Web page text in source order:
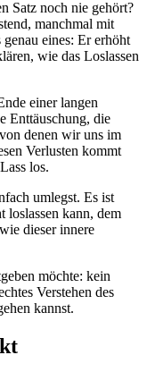
Satz noch nie gehört?
manchmal mit
eines: Er erhöht
wie das Loslassen
einer langen
Enttäuschung, die
denen wir uns im
Verlusten kommt
los.
umlegst. Es ist
loslassen kann, dem
dieser innere
möchte: kein
Verstehen des
kannst.